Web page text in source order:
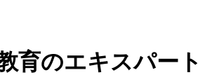
育のエキスパート